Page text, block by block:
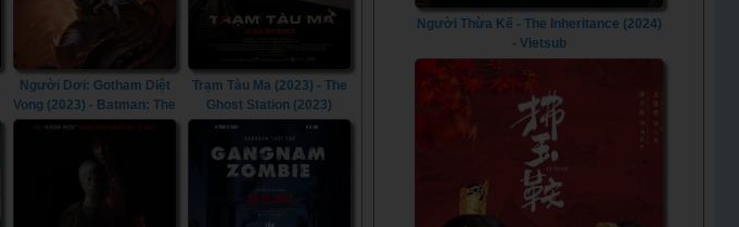
Người Dơi: Gotham Diệt
Vong (2023) - Batman: The
Doom That Came to
Trạm Tàu Ma (2023) - The
Ghost Station (2023)
Người Thừa Kế - The Inheritance (2024)
- Vietsub